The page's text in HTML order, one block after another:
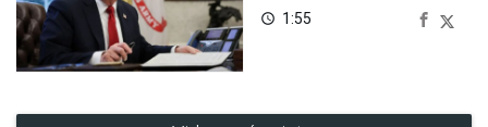
access_time 1:55